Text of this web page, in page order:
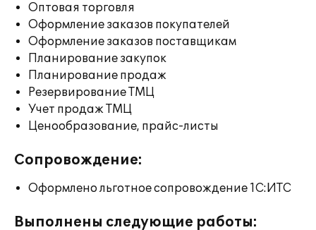
Оптовая торговля
Оформление заказов покупателей
Оформление заказов поставщикам
Планирование закупок
Планирование продаж
Резервирование ТМЦ
Учет продаж ТМЦ
Ценообразование, прайс-листы
Сопровождение:
Оформлено льготное сопровождение 1С:ИТС
Выполнены следующие работы: